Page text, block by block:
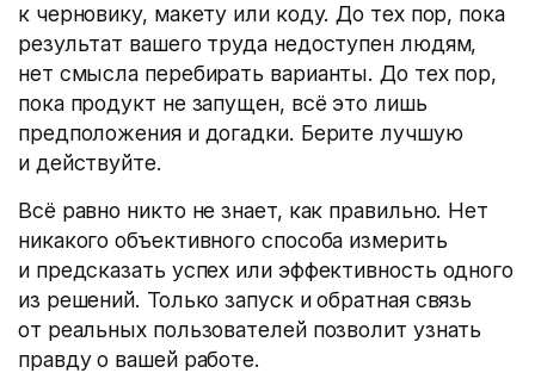
к черновику, макету или коду. До тех пор, пока
результат вашего труда недоступен людям,
нет смысла перебирать варианты. До тех пор,
пока продукт не запущен, всё это лишь
предположения и догадки. Берите лучшую
и действуйте.
Всё равно никто не знает, как правильно. Нет
никакого объективного способа измерить
и предсказать успех или эффективность одного
из решений. Только запуск и обратная связь
от реальных пользователей позволит узнать
правду о вашей работе.